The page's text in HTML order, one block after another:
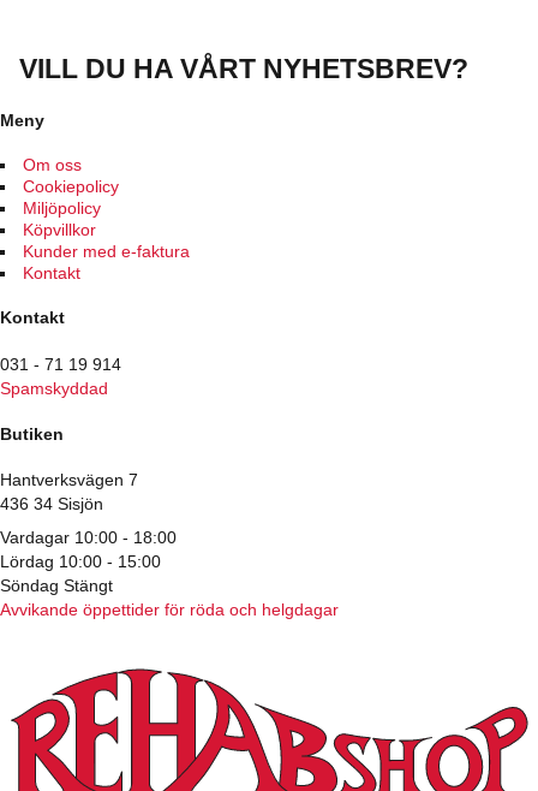
flera
produktsidan
VILL DU HA VÅRT NYHETSBREV?
Meny
Om oss
Cookiepolicy
Miljöpolicy
Köpvillkor
Kunder med e-faktura
Kontakt
Kontakt
031 - 71 19 914
Spamskyddad
Butiken
Hantverksvägen 7
436 34 Sisjön
Vardagar 10:00 - 18:00
Lördag 10:00 - 15:00
Söndag Stängt
Avvikande öppettider för röda och helgdagar